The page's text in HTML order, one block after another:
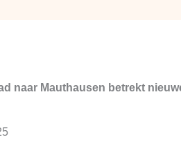
naar Mauthausen betrekt